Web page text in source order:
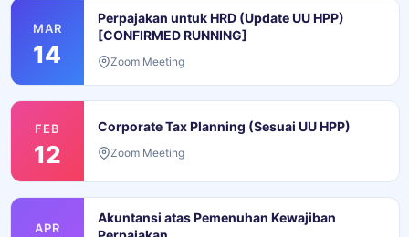
MAR
14
Perpajakan untuk HRD (Update UU HPP)
[CONFIRMED RUNNING]
Zoom Meeting
FEB
12
Corporate Tax Planning (Sesuai UU HPP)
Zoom Meeting
APR
Akuntansi atas Pemenuhan Kewajiban